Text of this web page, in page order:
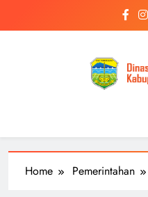
Home Pemerintahan